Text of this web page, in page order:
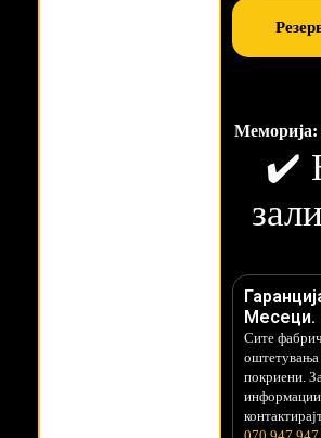
Меморија:
✔️
Месеци.
Сите
оштетувања
покриени.